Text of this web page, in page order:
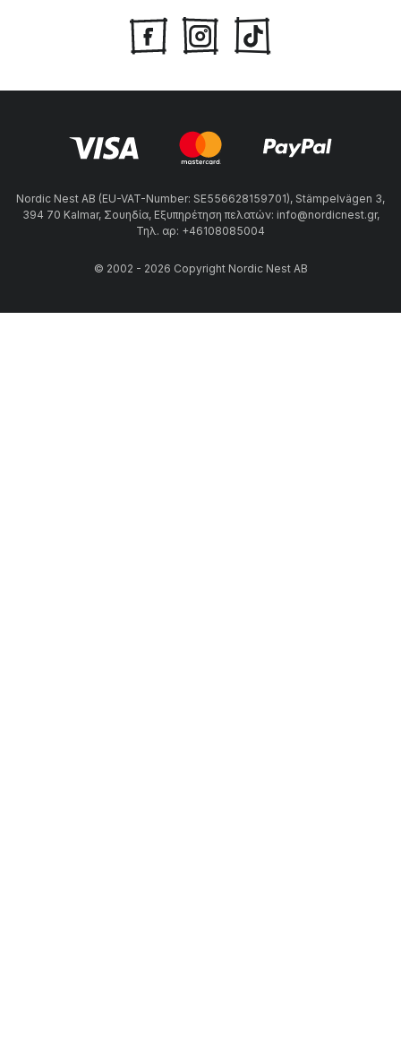
Nordic Nest AB (EU-VAT-Number: SE556628159701), Stämpelvägen 3,
394 70 Kalmar, Σουηδία, Εξυπηρέτηση πελατών: info@nordicnest.gr,
Τηλ. αρ: +46108085004
© 2002 - 2026 Copyright Nordic Nest AB